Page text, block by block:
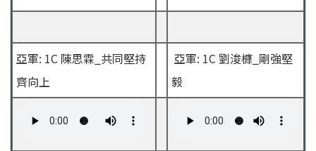
亞軍: 1C 陳思霖_共同堅持
齊向上
亞軍: 1C 劉浚槺_剛強堅
毅